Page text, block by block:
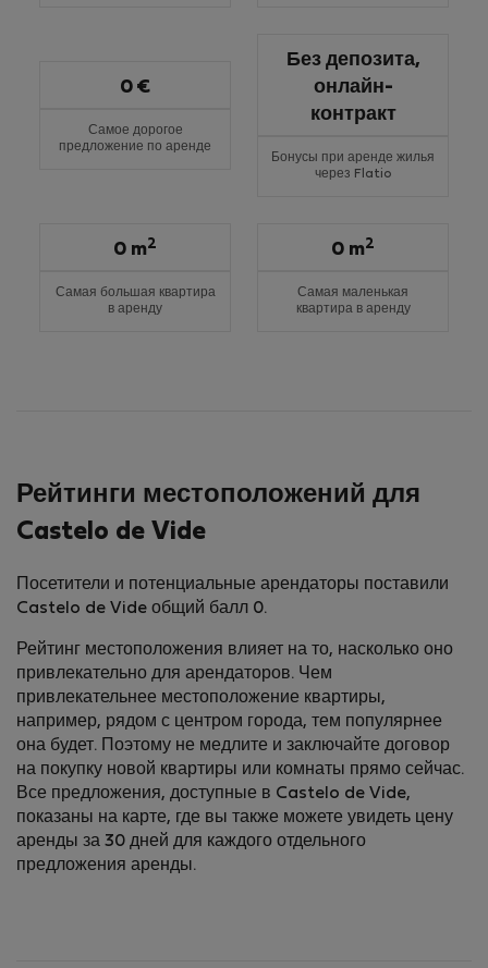
Самое дорогое
предложение по аренде
0 €
Бонусы при аренде жилья
через Flatio
Без депозита,
онлайн-
контракт
Самая большая квартира
в аренду
0 m2
Самая маленькая
квартира в аренду
0 m2
Рейтинги местоположений для
Castelo de Vide
Посетители и потенциальные арендаторы поставили
Castelo de Vide общий балл 0.
Рейтинг местоположения влияет на то, насколько оно
привлекательно для арендаторов. Чем
привлекательнее местоположение квартиры,
например, рядом с центром города, тем популярнее
она будет. Поэтому не медлите и заключайте договор
на покупку новой квартиры или комнаты прямо сейчас.
Все предложения, доступные в Castelo de Vide,
показаны на карте, где вы также можете увидеть цену
аренды за 30 дней для каждого отдельного
предложения аренды.